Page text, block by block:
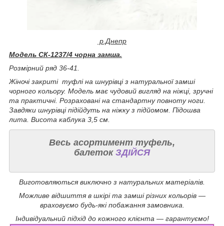
р.Днепр
Модель СК-1237/4 чорна замша.
Розмірний ряд 36-41.
Жіночі закриті туфлі на шнурівці з натуральної замші
чорного кольору. Модель має чудовий вигляд на ніжці, зручні
та практичні. Розраховані на стандартну повноту ноги.
Завдяки шнурівці підійдуть на ніжку з підйомом. Підошва
лита. Висота каблука 3,5 см.
Весь асортимент туфель,
балеток ЗДІЙСЯ
Виготовляються виключно з натуральних матеріалів.
Можливе відшиття в шкірі та замші різних кольорів —
враховуємо будь-які побажання замовника.
Індивідуальний підхід до кожного клієнта — гарантуємо!